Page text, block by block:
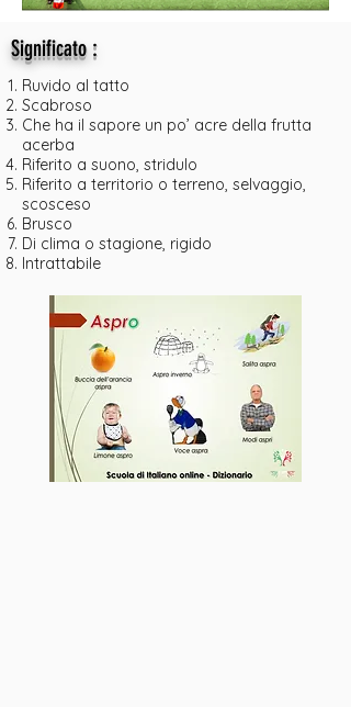
Significato:
Ruvido al tatto
Scabroso
Che ha il sapore un po’ acre della frutta
acerba
Riferito a suono, stridulo
Riferito a territorio o terreno, selvaggio,
scosceso
Brusco
Di clima o stagione, rigido
Intrattabile